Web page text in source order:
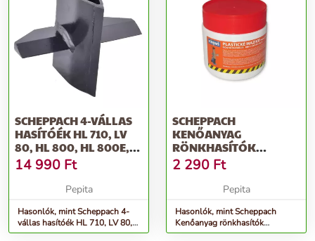
SCHEPPACH 4-VÁLLAS
HASÍTÓÉK HL 710, LV
80, HL 800, HL 800E,
HL 81...
14 990 Ft
Pepita
Hasonlók, mint Scheppach 4-
vállas hasítóék HL 710, LV 80,
HL 800, HL 800e, HL 81...
SCHEPPACH
KENŐANYAG
RÖNKHASÍTÓK
KENÉSÉHEZ
2 290 Ft
Pepita
Hasonlók, mint Scheppach
Kenőanyag rönkhasítók
kenéséhez